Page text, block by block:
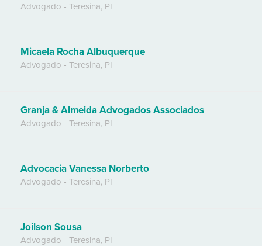
Advogado - Teresina, PI
Micaela Rocha Albuquerque
Advogado - Teresina, PI
Granja & Almeida Advogados Associados
Advogado - Teresina, PI
Advocacia Vanessa Norberto
Advogado - Teresina, PI
Joilson Sousa
Advogado - Teresina, PI